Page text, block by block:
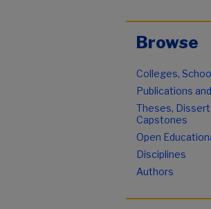
Browse
Colleges,
Publications
Theses,
Capstones
Open
Disciplines
Authors